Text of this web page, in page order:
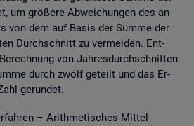
um grö­ße­re Ab­wei­chun­gen des an­
von dem auf Basis der Summe der
Durch­schnitt zu ver­mei­den. Ent­
von Jah­res­durch­schnit­ten
durch zwölf ge­teilt und das Er­
ge­run­det.
– Arith­me­ti­sches Mit­tel